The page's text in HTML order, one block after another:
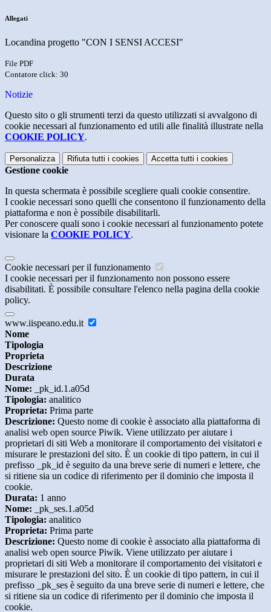
Allegati
Locandina progetto "CON I SENSI ACCESI"
File PDF
Contatore click: 30
Notizie
Questo sito o gli strumenti terzi da questo utilizzati si avvalgono di
cookie necessari al funzionamento ed utili alle finalità illustrate nella
COOKIE POLICY.
Personalizza Rifiuta tutti i cookies Accetta tutti i cookies
Gestione cookie
In questa schermata è possibile scegliere quali cookie consentire.
I cookie necessari sono quelli che consentono il funzionamento della
piattaforma e non è possibile disabilitarli.
Per conoscere quali sono i cookie necessari al funzionamento potete
visionare la COOKIE POLICY.
Cookie necessari per il funzionamento
I cookie necessari per il funzionamento non possono essere
disabilitati. È possibile consultare l'elenco nella pagina della cookie
policy.
www.iispeano.edu.it
Nome
Tipologia
Proprieta
Descrizione
Durata
Nome: _pk_id.1.a05d
Tipologia: analitico
Proprieta: Prima parte
Descrizione: Questo nome di cookie è associato alla piattaforma di
analisi web open source Piwik. Viene utilizzato per aiutare i
proprietari di siti Web a monitorare il comportamento dei visitatori e
misurare le prestazioni del sito. È un cookie di tipo pattern, in cui il
prefisso _pk_id è seguito da una breve serie di numeri e lettere, che
si ritiene sia un codice di riferimento per il dominio che imposta il
cookie.
Durata: 1 anno
Nome: _pk_ses.1.a05d
Tipologia: analitico
Proprieta: Prima parte
Descrizione: Questo nome di cookie è associato alla piattaforma di
analisi web open source Piwik. Viene utilizzato per aiutare i
proprietari di siti Web a monitorare il comportamento dei visitatori e
misurare le prestazioni del sito. È un cookie di tipo pattern, in cui il
prefisso _pk_ses è seguito da una breve serie di numeri e lettere, che
si ritiene sia un codice di riferimento per il dominio che imposta il
cookie.